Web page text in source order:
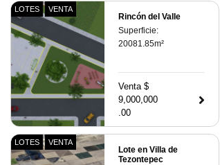
LOTES VENTA
Rincón del Valle
Superficie:
20081.85m²
Venta $
9,000,000
.00
LOTES VENTA
Lote en Villa de
Tezontepec